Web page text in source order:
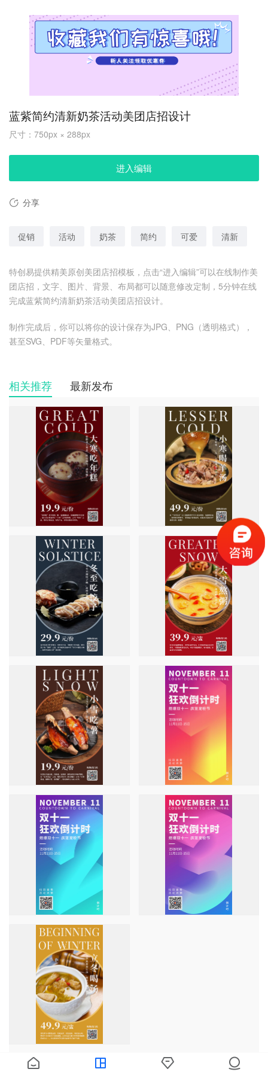
蓝紫简约清新奶茶活动美团店招设计
尺寸：750px × 288px
进入编辑
分享
促销 活动 奶茶 简约 可爱 清新
特创易提供精美原创美团店招模板，点击“进入编辑”可以在线制作美
团店招，文字、图片、背景、布局都可以随意修改定制，5分钟在线
完成蓝紫简约清新奶茶活动美团店招设计。
制作完成后，你可以将你的设计保存为JPG、PNG（透明格式），
甚至SVG、PDF等矢量格式。
相关推荐 最新发布